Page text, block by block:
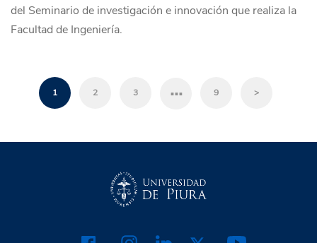
del Seminario de investigación e innovación que realiza la
Facultad de Ingeniería.
1 2 3 … 9 >